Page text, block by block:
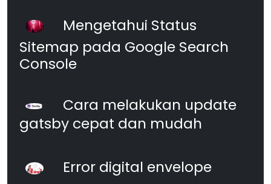
Mengetahui Status
Sitemap pada Google Search
Console
Cara melakukan update
gatsby cepat dan mudah
Error digital envelope